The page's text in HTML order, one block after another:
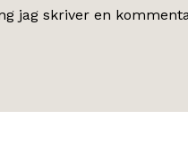
jag skriver en